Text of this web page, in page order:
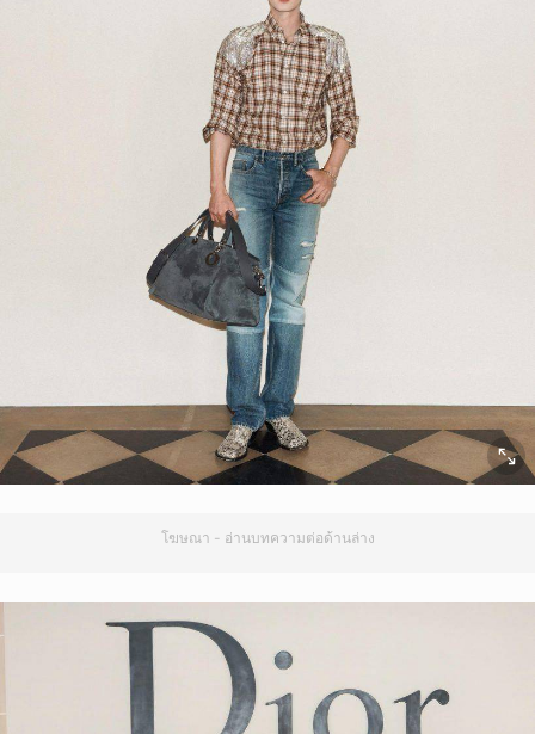
โฆษณา - อ่านบทความต่อด้านล่าง